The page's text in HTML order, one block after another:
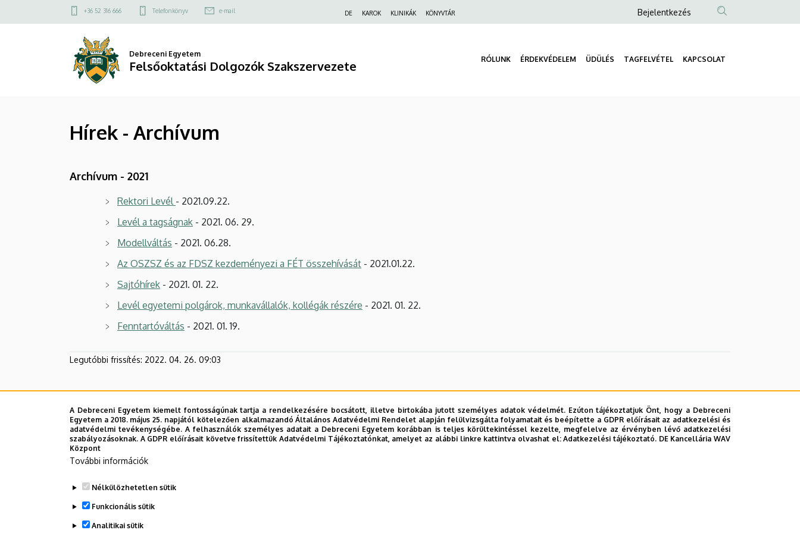
Archívum
Dolgozók
a
Felső
menü
+36 52 316 666 Telefonkönyv e-mail DE KAROK KLINIKÁK KÖNYVTÁR
Anonim
menüje
Bejelentkezés
Debreceni Egyetem
Felsőoktatási Dolgozók Szakszervezete RÓLUNK ÉRDEKVÉDELEM ÜDÜLÉS TAGFELVÉTEL KAPCSOLAT
Hírek - Archívum
Archívum - 2021
Rektori Levél - 2021.09.22.
Levél a tagságnak - 2021. 06. 29.
Modellváltás - 2021. 06.28.
Az OSZSZ és az FDSZ kezdeményezi a FÉT összehívását - 2021.01.22.
Sajtóhírek - 2021. 01. 22.
Levél egyetemi polgárok, munkavállalók, kollégák részére - 2021. 01. 22.
Fenntartóváltás - 2021. 01. 19.
Legutóbbi frissítés: 2022. 04. 26. 09:03
A Debreceni Egyetem kiemelt fontosságúnak tartja a rendelkezésére bocsátott, illetve birtokába jutott személyes adatok védelmét. Ezúton tájékoztatjuk Önt, hogy a Debreceni
Egyetem a 2018. május 25. napjától kötelezően alkalmazandó Általános Adatvédelmi Rendelet alapján felülvizsgálta folyamatait és beépítette a GDPR előírásait az adatkezelési és
adatvédelmi tevékenységébe. A felhasználók személyes adatait a Debreceni Egyetem korábban is teljes körültekintéssel kezelte, megfelelve az érvényben lévő adatkezelési
szabályozásoknak. A GDPR előírásait követve frissítettük Adatvédelmi Tájékoztatónkat, amelyet az alábbi linkre kattintva olvashat el:Adatkezelési tájékoztató. DE Kancellária WAV
Központ
További információk
Nélkülözhetetlen sütik
Funkcionális sütik
Analitikai sütik